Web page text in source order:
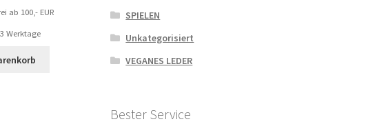
ab 100,- EUR
Werktage
SPIELEN
Unkategorisiert
VEGANES LEDER
Bester Service